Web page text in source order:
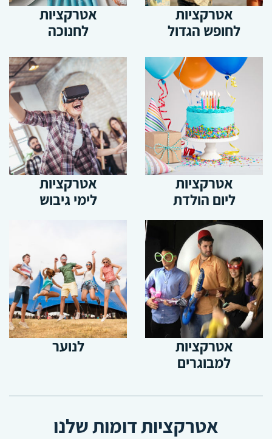
אטרקציות
לחופש הגדול
אטרקציות
לחנוכה
אטרקציות
ליום הולדת
אטרקציות
לימי גיבוש
אטרקציות
למבוגרים
לנוער
אטרקציות דומות שלנו